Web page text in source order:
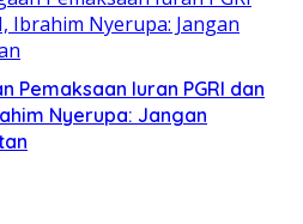
Pemaksaan Iuran PGRI dan
Nyerupa: Jangan